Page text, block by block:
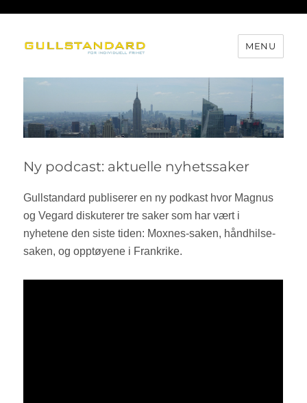
Gullstandard
MENU
Ny podcast: aktuelle nyhetssaker
Gullstandard publiserer en ny podkast hvor Magnus
og Vegard diskuterer tre saker som har vært i
nyhetene den siste tiden: Moxnes-saken, håndhilse-
saken, og opptøyene i Frankrike.